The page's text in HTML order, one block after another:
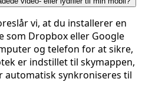
vi, at du installerer en
som Dropbox eller Google
og telefon for at sikre,
er indstillet til skymappen,
automatisk synkroniseres til